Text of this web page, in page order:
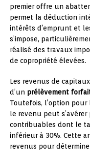
premier offre un
permet la déduction
intérêts d’emprunt et
s’impose,
réalisé des travaux
de copropriété élevées.
Les revenus de
d’un prélèvement
Toutefois, l’option pour
le revenu peut
contribuables dont le
inférieur à 30%. Cette
revenus pour